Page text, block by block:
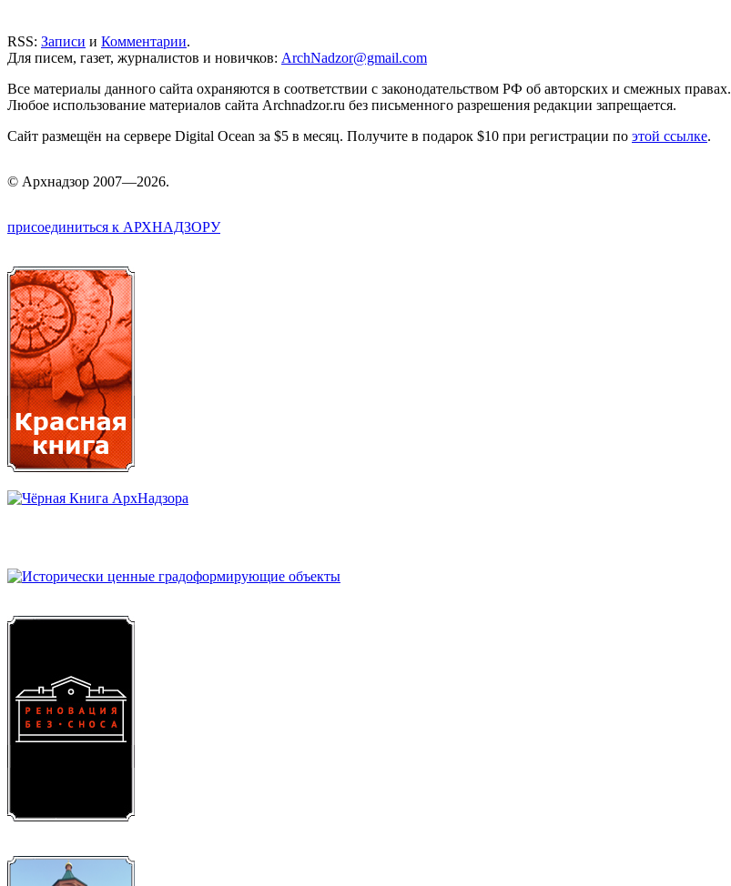
RSS: Записи и Комментарии.
Для писем, газет, журналистов и новичков: ArchNadzor@gmail.com
Все материалы данного сайта охраняются в соответствии с законодательством РФ об авторских и смежных правах.
Любое использование материалов сайта Archnadzor.ru без письменного разрешения редакции запрещается.
Сайт размещён на сервере Digital Ocean за $5 в месяц. Получите в подарок $10 при регистрации по этой ссылке.
© Архнадзор 2007—2026.
присоединиться к АРХНАДЗОРУ